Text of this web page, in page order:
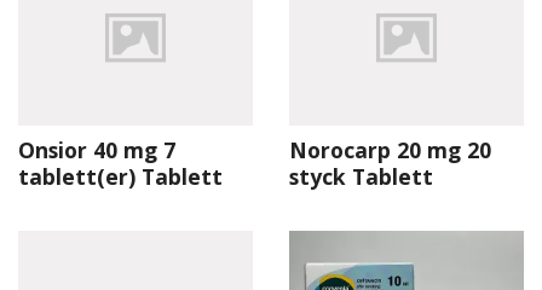
Onsior 40 mg 7
tablett(er) Tablett
Norocarp 20 mg 20
styck Tablett